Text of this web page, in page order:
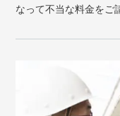
なって不当な料金をご